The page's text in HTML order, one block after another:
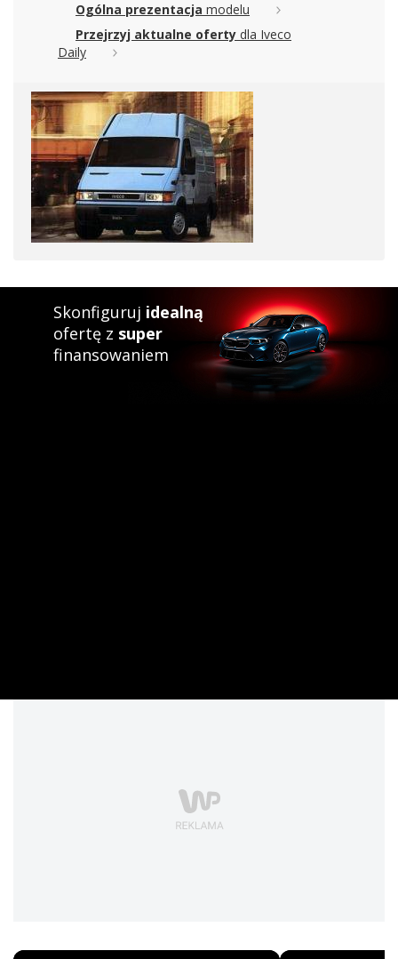
Ogólna prezentacja modelu
Przejrzyj aktualne oferty dla Iveco
Daily
Skonfiguruj idealną
ofertę z super
finansowaniem